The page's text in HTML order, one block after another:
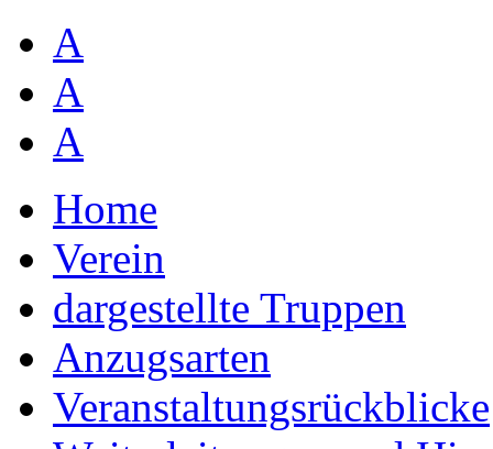
A
A
A
Home
Verein
dargestellte Truppen
Anzugsarten
Veranstaltungsrückblicke